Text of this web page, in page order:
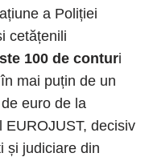
a Poliției
cetățenili
100 de conturi
mai puțin de un
euro de la
EUROJUST, decisiv
și judiciare din